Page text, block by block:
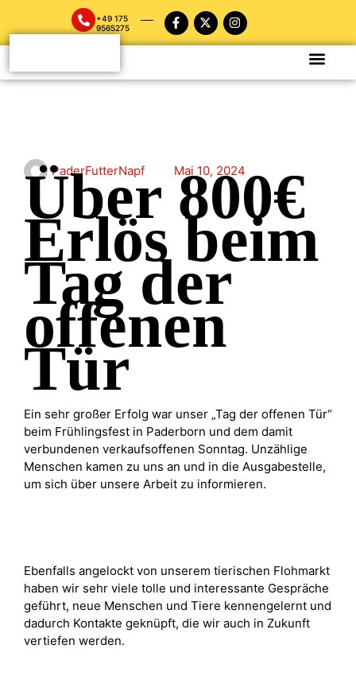
+49 175
9565275
PaderFutterNapf Mai 10, 2024
Über 800€
Erlös beim
Tag der
offenen
Tür
Ein sehr großer Erfolg war unser „Tag der offenen Tür“
beim Frühlingsfest in Paderborn und dem damit
verbundenen verkaufsoffenen Sonntag. Unzählige
Menschen kamen zu uns an und in die Ausgabestelle,
um sich über unsere Arbeit zu informieren.
Ebenfalls angelockt von unserem tierischen Flohmarkt
haben wir sehr viele tolle und interessante Gespräche
geführt, neue Menschen und Tiere kennengelernt und
dadurch Kontakte geknüpft, die wir auch in Zukunft
vertiefen werden.